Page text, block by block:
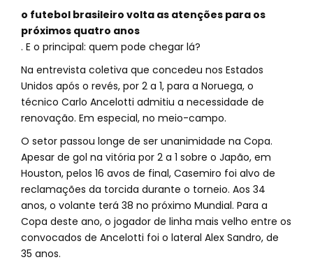
o futebol brasileiro volta as atenções para os
próximos quatro anos
. E o principal: quem pode chegar lá?
Na entrevista coletiva que concedeu nos Estados
Unidos após o revés, por 2 a 1, para a Noruega, o
técnico Carlo Ancelotti admitiu a necessidade de
renovação. Em especial, no meio-campo.
O setor passou longe de ser unanimidade na Copa.
Apesar de gol na vitória por 2 a 1 sobre o Japão, em
Houston, pelos 16 avos de final, Casemiro foi alvo de
reclamações da torcida durante o torneio. Aos 34
anos, o volante terá 38 no próximo Mundial. Para a
Copa deste ano, o jogador de linha mais velho entre os
convocados de Ancelotti foi o lateral Alex Sandro, de
35 anos.